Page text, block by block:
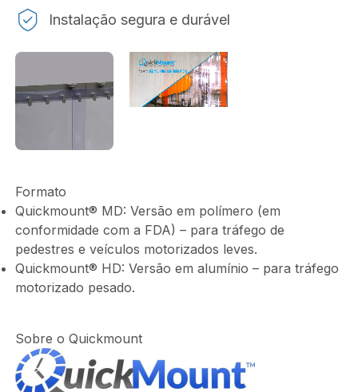
Arquivo
de
vídeo
Instalação segura e durável
Formato
Quickmount® MD: Versão em polímero (em
conformidade com a FDA) – para tráfego de
pedestres e veículos motorizados leves.
Quickmount® HD: Versão em alumínio – para tráfego
motorizado pesado.
Sobre o Quickmount